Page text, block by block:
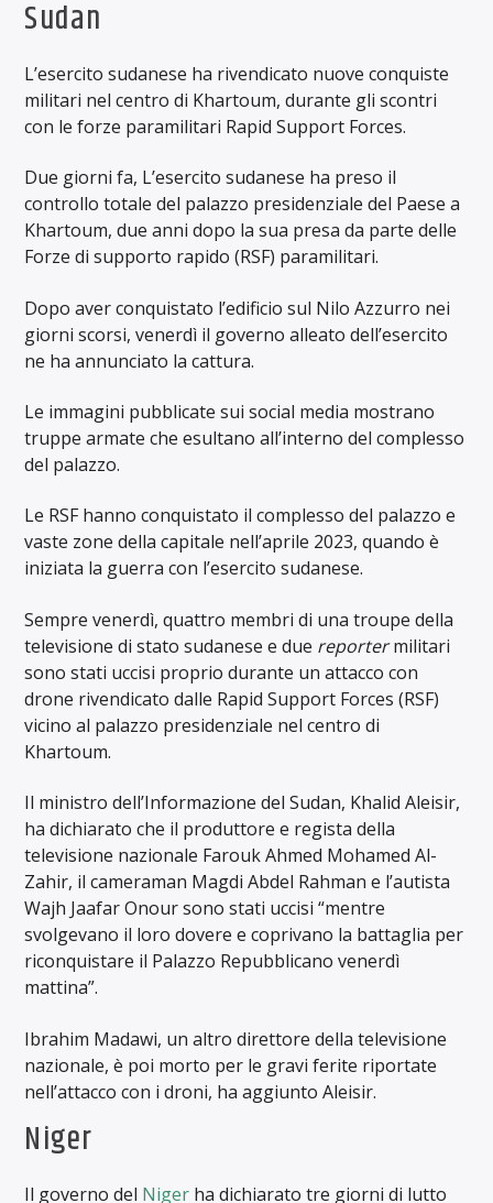
Sudan
L’esercito sudanese ha rivendicato nuove conquiste
militari nel centro di Khartoum, durante gli scontri
con le forze paramilitari Rapid Support Forces.
Due giorni fa, L’esercito sudanese ha preso il
controllo totale del palazzo presidenziale del Paese a
Khartoum, due anni dopo la sua presa da parte delle
Forze di supporto rapido (RSF) paramilitari.
Dopo aver conquistato l’edificio sul Nilo Azzurro nei
giorni scorsi, venerdì il governo alleato dell’esercito
ne ha annunciato la cattura.
Le immagini pubblicate sui social media mostrano
truppe armate che esultano all’interno del complesso
del palazzo.
Le RSF hanno conquistato il complesso del palazzo e
vaste zone della capitale nell’aprile 2023, quando è
iniziata la guerra con l’esercito sudanese.
Sempre venerdì, quattro membri di una troupe della
televisione di stato sudanese e due reportermilitari
sono stati uccisi proprio durante un attacco con
drone rivendicato dalle Rapid Support Forces (RSF)
vicino al palazzo presidenziale nel centro di
Khartoum.
Il ministro dell’Informazione del Sudan, Khalid Aleisir,
ha dichiarato che il produttore e regista della
televisione nazionale Farouk Ahmed Mohamed Al-
Zahir, il cameraman Magdi Abdel Rahman e l’autista
Wajh Jaafar Onour sono stati uccisi “mentre
svolgevano il loro dovere e coprivano la battaglia per
riconquistare il Palazzo Repubblicano venerdì
mattina”.
Ibrahim Madawi, un altro direttore della televisione
nazionale, è poi morto per le gravi ferite riportate
nell’attacco con i droni, ha aggiunto Aleisir.
Niger
Il governo del Niger ha dichiarato tre giorni di lutto